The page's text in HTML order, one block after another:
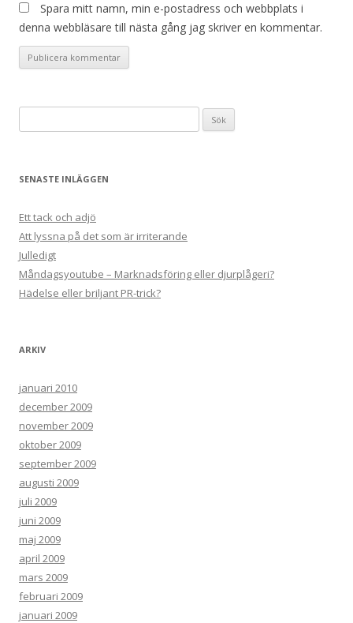
Spara mitt namn, min e-postadress och webbplats i
denna webbläsare till nästa gång jag skriver en kommentar.
efter:
SENASTE INLÄGGEN
Ett tack och adjö
Att lyssna på det som är irriterande
Julledigt
Måndagsyoutube – Marknadsföring eller djurplågeri?
Hädelse eller briljant PR-trick?
ARKIV
januari 2010
december 2009
november 2009
oktober 2009
september 2009
augusti 2009
juli 2009
juni 2009
maj 2009
april 2009
mars 2009
februari 2009
januari 2009